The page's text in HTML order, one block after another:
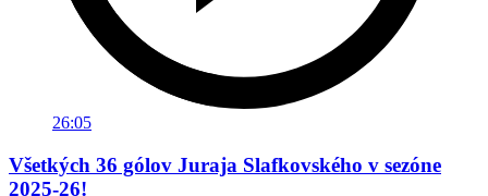
26:05
Všetkých 36 gólov Juraja Slafkovského v sezóne
2025-26!